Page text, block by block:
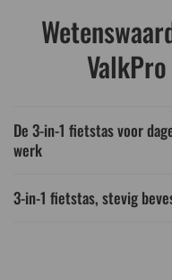
De 3-in-1 fietstas voor
werk
3-in-1 fietstas, stevig